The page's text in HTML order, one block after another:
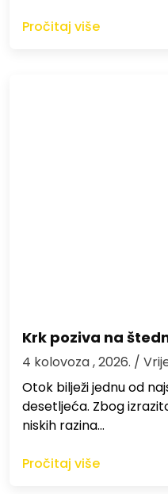
Pročitaj više
Krk poziva na
4 kolovoza , 2026. /
Otok bilježi jednu od
desetljeća. Zbog
niskih razina…
Pročitaj više